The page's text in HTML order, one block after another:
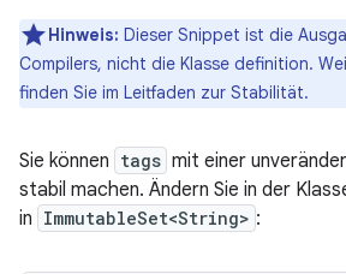
Hinweis: Dieser Snippet ist die
Compilers, nicht die Klasse definition.
finden Sie im Leitfaden zur Stabilität.
Sie können tags mit einer
stabil machen. Ändern Sie in der
in ImmutableSet<String> :